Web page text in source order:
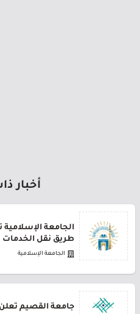
أخبار
الجامعة
طريق نقل الخدمات
الجامعة الإسلامية